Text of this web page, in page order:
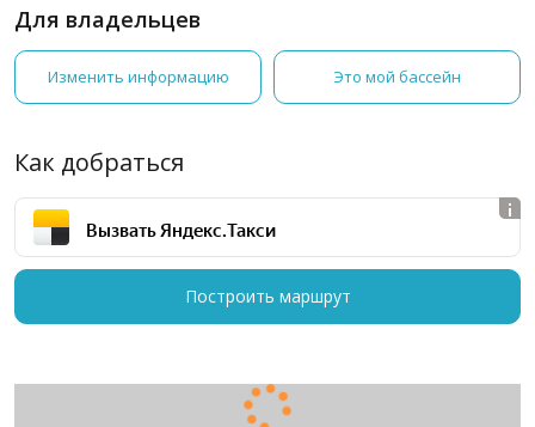
Для владельцев
Изменить информацию Это мой бассейн
Как добраться
Вызвать Яндекс.Такси
Построить маршрут